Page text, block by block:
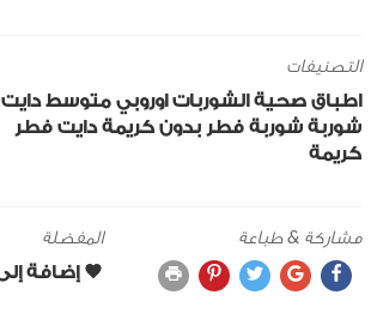
التصنيفات
اطباق صحية الشوربات اوروبي متوسط دايت
شوربة شوربة فطر بدون كريمة دايت فطر
كريمة
مشاركة & طباعة المفضلة